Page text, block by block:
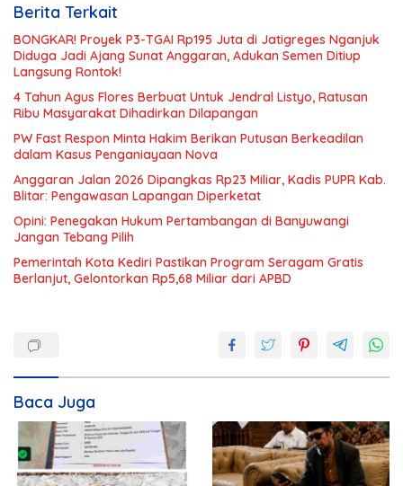
Berita Terkait
BONGKAR! Proyek P3-TGAI Rp195 Juta di Jatigreges Nganjuk
Diduga Jadi Ajang Sunat Anggaran, Adukan Semen Ditiup
Langsung Rontok!
4 Tahun Agus Flores Berbuat Untuk Jendral Listyo, Ratusan
Ribu Masyarakat Dihadirkan Dilapangan
PW Fast Respon Minta Hakim Berikan Putusan Berkeadilan
dalam Kasus Penganiayaan Nova
Anggaran Jalan 2026 Dipangkas Rp23 Miliar, Kadis PUPR Kab.
Blitar: Pengawasan Lapangan Diperketat
Opini: Penegakan Hukum Pertambangan di Banyuwangi
Jangan Tebang Pilih
Pemerintah Kota Kediri Pastikan Program Seragam Gratis
Berlanjut, Gelontorkan Rp5,68 Miliar dari APBD
Baca Juga